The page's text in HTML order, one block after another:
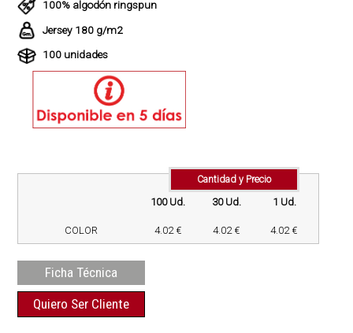
100% algodón ringspun
Jersey 180 g/m2
100 unidades
Cantidad y Precio
100 Ud. 30 Ud. 1 Ud.
COLOR 4.02 € 4.02 € 4.02 €
Ficha Técnica
Quiero Ser Cliente